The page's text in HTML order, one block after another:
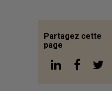
Partagez cette
page